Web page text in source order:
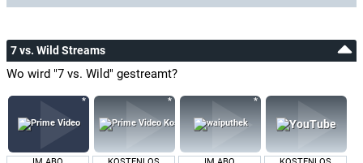
7 vs. Wild Streams
Wo wird "7 vs. Wild" gestreamt?